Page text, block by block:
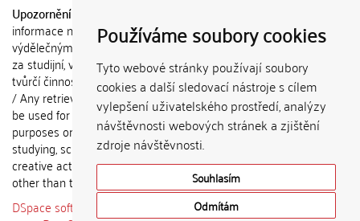
Používáme soubory cookies
Tyto webové stránky používají soubory
cookies a další sledovací nástroje s cílem
vylepšení uživatelského prostředí, analýzy
návštěvnosti webových stránek a zjištění
zdroje návštěvnosti.
Souhlasím
Odmítám
Upozornění / Notice:
informace nemohou být použity k
výdělečným účelům nebo vydávány
za studijní, vědeckou nebo jinou
tvůrčí činnost jiné osoby než autora.
/ Any retrieved information shall not
be used for any commercial
purposes or claimed as results of
studying, scientific or any other
creative activities of any person
other than the author.
DSpace software
copyright © 2002-